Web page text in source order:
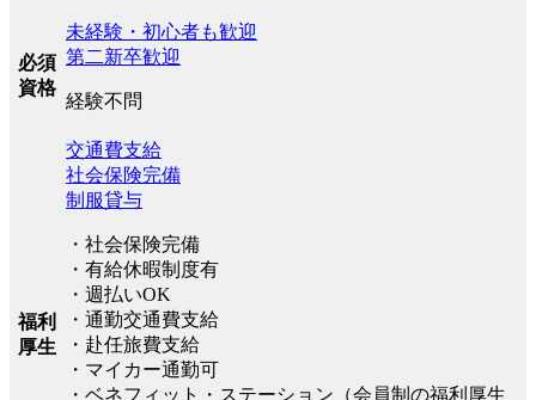
必須
資格
未経験・初心者も歓迎
第二新卒歓迎
経験不問
福利
厚生
交通費支給
社会保険完備
制服貸与
・社会保険完備
・有給休暇制度有
・週払いOK
・通勤交通費支給
・赴任旅費支給
・マイカー通勤可
・ベネフィット・ステーション（会員制の福利厚生